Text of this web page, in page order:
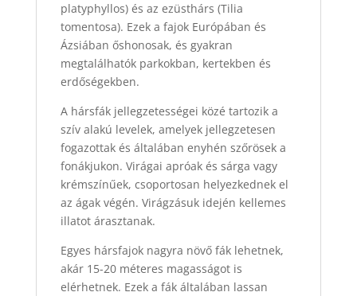
platyphyllos) és az ezüsthárs (Tilia
tomentosa). Ezek a fajok Európában és
Ázsiában őshonosak, és gyakran
megtalálhatók parkokban, kertekben és
erdőségekben.
A hársfák jellegzetességei közé tartozik a
szív alakú levelek, amelyek jellegzetesen
fogazottak és általában enyhén szőrösek a
fonákjukon. Virágai apróak és sárga vagy
krémszínűek, csoportosan helyezkednek el
az ágak végén. Virágzásuk idején kellemes
illatot árasztanak.
Egyes hársfajok nagyra növő fák lehetnek,
akár 15-20 méteres magasságot is
elérhetnek. Ezek a fák általában lassan